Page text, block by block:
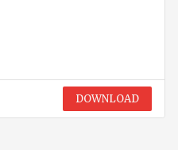
DOWNLOAD